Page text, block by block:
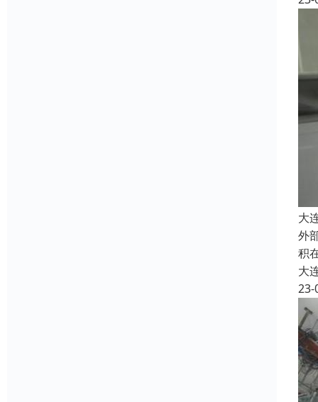
大
外
积
大
23-